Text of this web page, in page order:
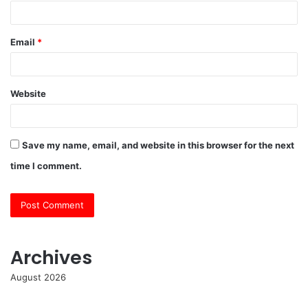
Email *
Website
Save my name, email, and website in this browser for the next
time I comment.
Archives
August 2026